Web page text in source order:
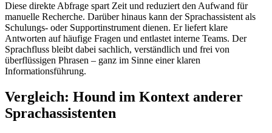
Diese direkte Abfrage spart Zeit und reduziert den Aufwand für
manuelle Recherche. Darüber hinaus kann der Sprachassistent als
Schulungs- oder Supportinstrument dienen. Er liefert klare
Antworten auf häufige Fragen und entlastet interne Teams. Der
Sprachfluss bleibt dabei sachlich, verständlich und frei von
überflüssigen Phrasen – ganz im Sinne einer klaren
Informationsführung.
Vergleich: Hound im Kontext anderer
Sprachassistenten